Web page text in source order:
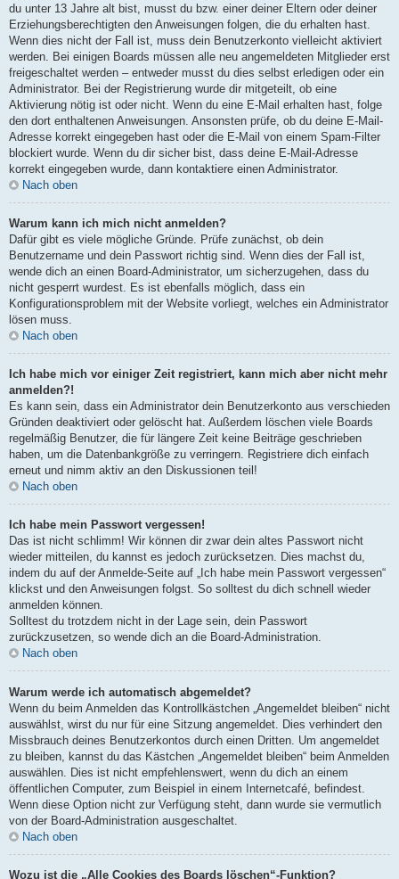
du unter 13 Jahre alt bist, musst du bzw. einer deiner Eltern oder deiner
Erziehungsberechtigten den Anweisungen folgen, die du erhalten hast.
Wenn dies nicht der Fall ist, muss dein Benutzerkonto vielleicht aktiviert
werden. Bei einigen Boards müssen alle neu angemeldeten Mitglieder erst
freigeschaltet werden – entweder musst du dies selbst erledigen oder ein
Administrator. Bei der Registrierung wurde dir mitgeteilt, ob eine
Aktivierung nötig ist oder nicht. Wenn du eine E-Mail erhalten hast, folge
den dort enthaltenen Anweisungen. Ansonsten prüfe, ob du deine E-Mail-
Adresse korrekt eingegeben hast oder die E-Mail von einem Spam-Filter
blockiert wurde. Wenn du dir sicher bist, dass deine E-Mail-Adresse
korrekt eingegeben wurde, dann kontaktiere einen Administrator.
Nach oben
Warum kann ich mich nicht anmelden?
Dafür gibt es viele mögliche Gründe. Prüfe zunächst, ob dein
Benutzername und dein Passwort richtig sind. Wenn dies der Fall ist,
wende dich an einen Board-Administrator, um sicherzugehen, dass du
nicht gesperrt wurdest. Es ist ebenfalls möglich, dass ein
Konfigurationsproblem mit der Website vorliegt, welches ein Administrator
lösen muss.
Nach oben
Ich habe mich vor einiger Zeit registriert, kann mich aber nicht mehr
anmelden?!
Es kann sein, dass ein Administrator dein Benutzerkonto aus verschieden
Gründen deaktiviert oder gelöscht hat. Außerdem löschen viele Boards
regelmäßig Benutzer, die für längere Zeit keine Beiträge geschrieben
haben, um die Datenbankgröße zu verringern. Registriere dich einfach
erneut und nimm aktiv an den Diskussionen teil!
Nach oben
Ich habe mein Passwort vergessen!
Das ist nicht schlimm! Wir können dir zwar dein altes Passwort nicht
wieder mitteilen, du kannst es jedoch zurücksetzen. Dies machst du,
indem du auf der Anmelde-Seite auf „Ich habe mein Passwort vergessen“
klickst und den Anweisungen folgst. So solltest du dich schnell wieder
anmelden können.
Solltest du trotzdem nicht in der Lage sein, dein Passwort
zurückzusetzen, so wende dich an die Board-Administration.
Nach oben
Warum werde ich automatisch abgemeldet?
Wenn du beim Anmelden das Kontrollkästchen „Angemeldet bleiben“ nicht
auswählst, wirst du nur für eine Sitzung angemeldet. Dies verhindert den
Missbrauch deines Benutzerkontos durch einen Dritten. Um angemeldet
zu bleiben, kannst du das Kästchen „Angemeldet bleiben“ beim Anmelden
auswählen. Dies ist nicht empfehlenswert, wenn du dich an einem
öffentlichen Computer, zum Beispiel in einem Internetcafé, befindest.
Wenn diese Option nicht zur Verfügung steht, dann wurde sie vermutlich
von der Board-Administration ausgeschaltet.
Nach oben
Wozu ist die „Alle Cookies des Boards löschen“-Funktion?